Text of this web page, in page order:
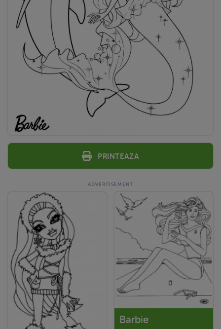
Printeaza
Barbie